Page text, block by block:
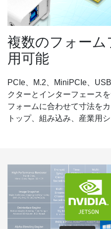
複数のフォーム
用可能
PCIe、M.2、MiniPCIe、
クターとインターフェース
フォームに合わせて寸法を
トップ、組み込み、産業用